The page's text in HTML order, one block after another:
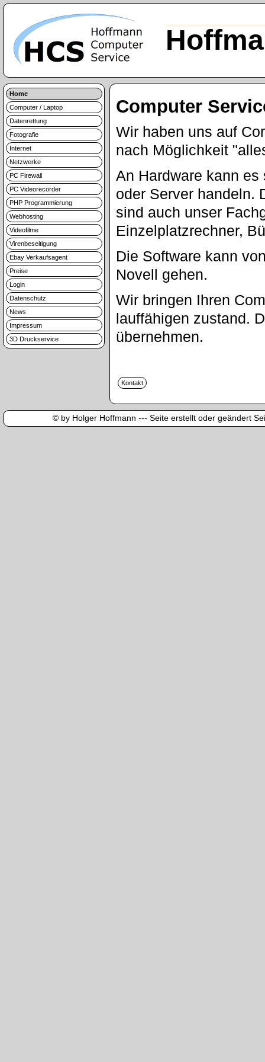
Home
Computer / Laptop
Datenrettung
Fotografie
Internet
Netzwerke
PC Firewall
PC Videorecorder
PHP Programmierung
Webhosting
Videofilme
Virenbeseitigung
Ebay Verkaufsagent
Preise
Login
Datenschutz
News
Impressum
3D Druckservice
Computer
Wir haben uns auf
nach Möglichkeit
An Hardware kann
oder Server handeln.
sind auch unser
Einzelplatzrechner,
Die Software kann
Novell gehen.
Wir bringen Ihren
lauffähigen zustand.
übernehmen.
© by Holger Hoffmann --- Seite erstellt oder geändert